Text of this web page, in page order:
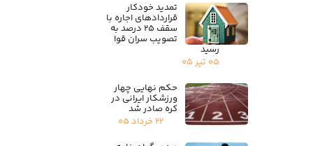
تمدید خودکار
قراردادهای اجاره با
سقف ۲۵ درصد به
تصویب سران قوا
رسید
۰۵ تیر ۰۵
حکم نهایی چهار
ورزشکار ایرانی در
کره صادر شد
۲۲ خرداد ۰۵